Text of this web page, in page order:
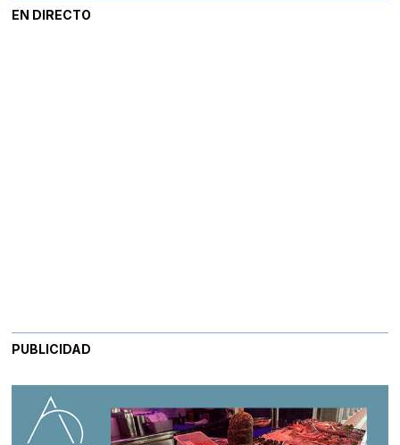
EN DIRECTO
PUBLICIDAD